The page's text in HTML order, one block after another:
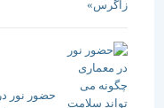
حضور نور در